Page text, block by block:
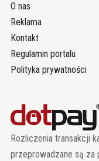
O nas
Reklama
Kontakt
Regulamin portalu
Polityka prywatności
Rozliczenia transakcji
przeprowadzane są za